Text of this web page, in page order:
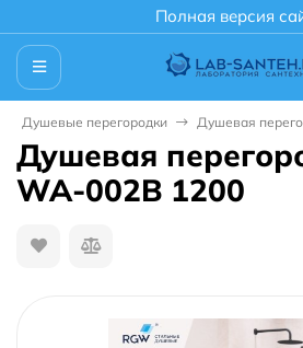
Полная версия
Душевые перегородки Душевая
Душевая
WA-002B 1200